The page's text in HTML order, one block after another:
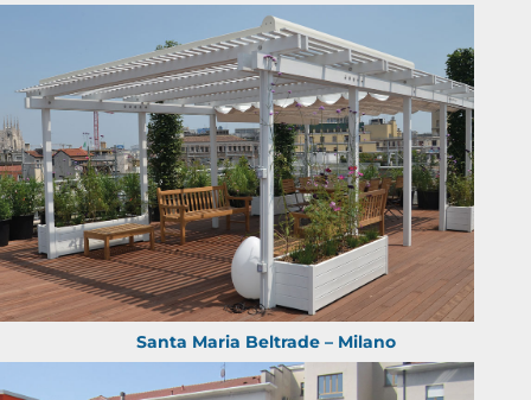
Santa Maria Beltrade – Milano